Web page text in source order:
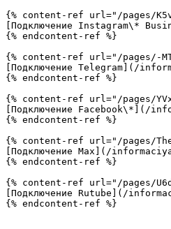
{% content-ref url="/pages/
[Подключение Instagram\*
{% endcontent-ref %}
{% content-ref url="/pages/-
[Подключение Telegram](/
{% endcontent-ref %}
{% content-ref url="/pages/
[Подключение Facebook\*](/
{% endcontent-ref %}
{% content-ref url="/pages/
[Подключение Max](/
{% endcontent-ref %}
{% content-ref url="/pages/
[Подключение Rutube](/
{% endcontent-ref %}